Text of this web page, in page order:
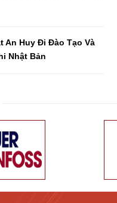
An Huy Đi Đào Tạo Và
Nhật Bản